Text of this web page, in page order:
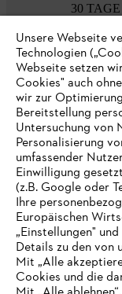
30
Unternehmen
Online Shop
Unsere Webseite
Technologien
Webseite setzen
Cookies" auch
wir zur
Bereitstellung
Untersuchung von
Personalisierung
umfassender
Einwilligung
(z.B. Google oder
Ihre
Europäischen
„Einstellungen"
Details zu den von
Mit „Alle
Cookies und die